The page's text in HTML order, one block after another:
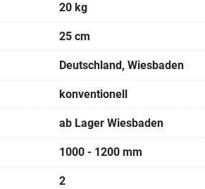
20 kg
25 cm
Deutschland, Wiesbaden
konventionell
ab Lager Wiesbaden
1000 - 1200 mm
2